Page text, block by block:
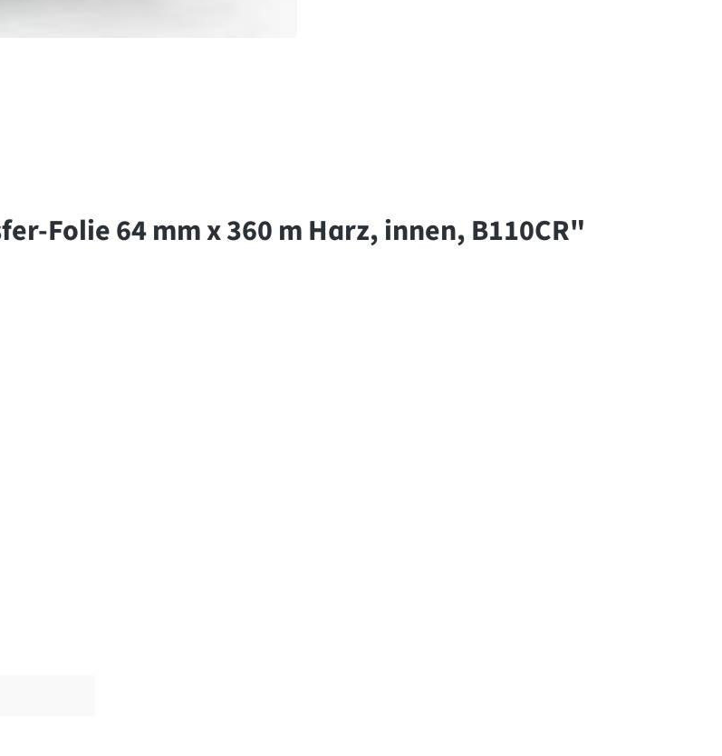
Folie 64 mm x 360 m Harz, innen, B110CR"